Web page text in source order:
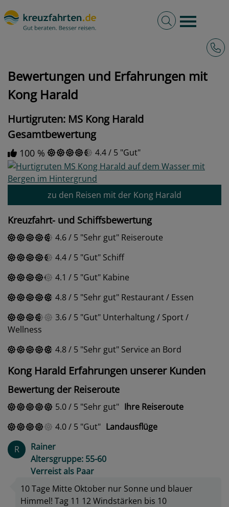
Burger
Volltextsuche
Bewertungen und Erfahrungen mit
Kong Harald
Hurtigruten: MS Kong Harald
Gesamtbewertung
100 % 4.4/ 5 Gut
zu den Reisen mit der Kong Harald
Kreuzfahrt- und Schiffsbewertung
4.6/ 5 Sehr gut Reiseroute
4.4/ 5 Gut Schiff
4.1 / 5 Gut Kabine
4.8/ 5 Sehr gut Restaurant / Essen
3.6/ 5 Gut Unterhaltung / Sport /
Wellness
4.8/ 5 Sehr gut Service an Bord
Kong Harald Erfahrungen unserer Kunden
Bewertung der Reiseroute
5.0/ 5 Sehr gut
Ihre Reiseroute
4.0/ 5 Gut
Landausflüge
R
Rainer
Altersgruppe: 55-60
Verreist als Paar
10 Tage Mitte Oktober nur Sonne und blauer
Himmel! Tag 11 12 Windstärken bis 10